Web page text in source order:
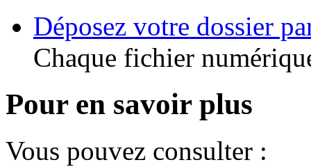
Déposez votre dossier
Chaque fichier
Pour en savoir plus
Vous pouvez consulter :